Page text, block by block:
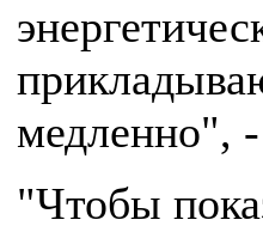
медленно", -
"Чтобы